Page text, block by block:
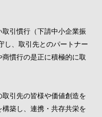
引慣行（下請中小企業振
し、取引先とのパートナー
慣行の是正に積極的に取
引先の皆様や価値創造を
築し、連携・共存共栄を